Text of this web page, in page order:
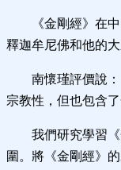
《金剛經》在
釋迦牟尼佛和他的
南懷瑾評價說
宗教性，但也包含
我們研究學習
圍。將《金剛經》